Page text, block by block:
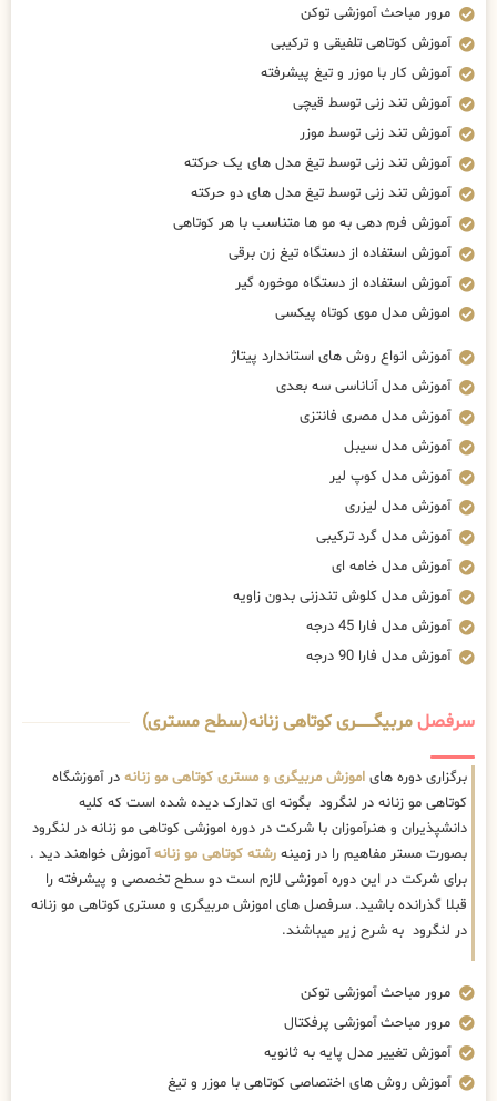
مرور مباحث آموزشی توکن
آموزش کوتاهی تلفیقی و ترکیبی
آموزش کار با موزر و تیغ پیشرفته
آموزش تند زنی توسط قیچی
آموزش تند زنی توسط موزر
آموزش تند زنی توسط تیغ مدل های یک حرکته
آموزش تند زنی توسط تیغ مدل های دو حرکته
آموزش فرم دهی به مو ها متناسب با هر کوتاهی
آموزش استفاده از دستگاه تیغ زن برقی
آموزش استفاده از دستگاه موخوره گیر
اموزش مدل موی کوتاه پیکسی
آموزش انواع روش های استاندارد پیتاژ
آموزش مدل آناناسی سه بعدی
آموزش مدل مصری فانتزی
آموزش مدل سیبل
آموزش مدل کوپ لیر
آموزش مدل لیزری
آموزش مدل گرد ترکیبی
آموزش مدل خامه ای
آموزش مدل کلوش تندزنی بدون زاویه
آموزش مدل فارا 45 درجه
آموزش مدل فارا 90 درجه
سرفصلمربیگــــــــری کوتاهی زنانه(سطح مستری)
برگزاری دوره های اموزش مربیگری و مستری کوتاهی مو زنانه در آموزشگاه
کوتاهی مو زنانه در لنگرود بگونه ای تدارک دیده شده است که کلیه
دانشپذیران و هنرآموزان با شرکت در دوره اموزشی کوتاهی مو زنانه در لنگرود
بصورت مستر مفاهیم را در زمینه رشته کوتاهی مو زنانهآموزش خواهند دید .
برای شرکت در این دوره آموزشی لازم است دو سطح تخصصی و پیشرفته را
قبلا گذرانده باشید. سرفصل های اموزش مربیگری و مستری کوتاهی مو زنانه
در لنگرود به شرح زیر میباشند.
مرور مباحث آموزشی توکن
مرور مباحث آموزشی پرفکتال
آموزش تغییر مدل پایه به ثانویه
آموزش روش های اختصاصی کوتاهی با موزر و تیغ